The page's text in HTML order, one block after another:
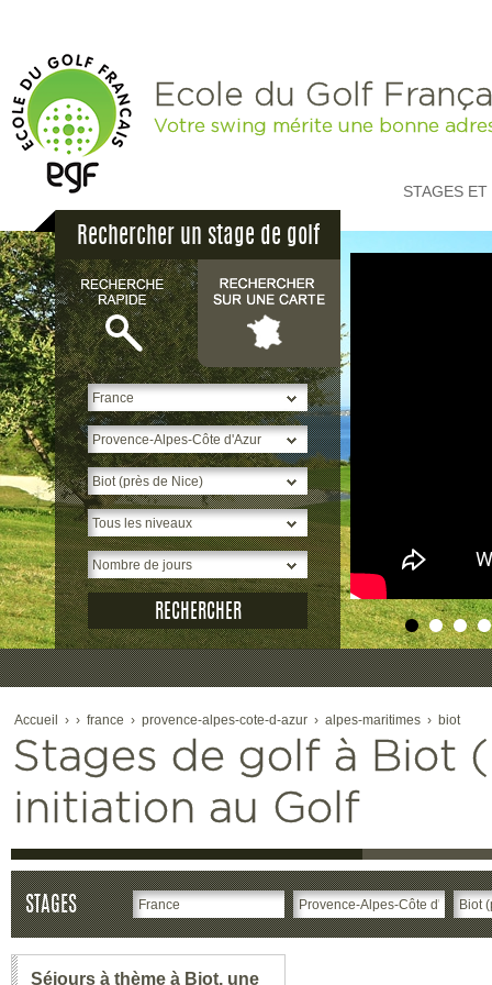
Ecole du Golf
Votre swing mérite une bonne
STAGES
Rechercher un stage de golf
Accueil › › france › provence-alpes-cote-d-azur › alpes-maritimes › biot
Stages de golf à Biot
initiation au Golf
STAGES
Séjours à thème à Biot, une